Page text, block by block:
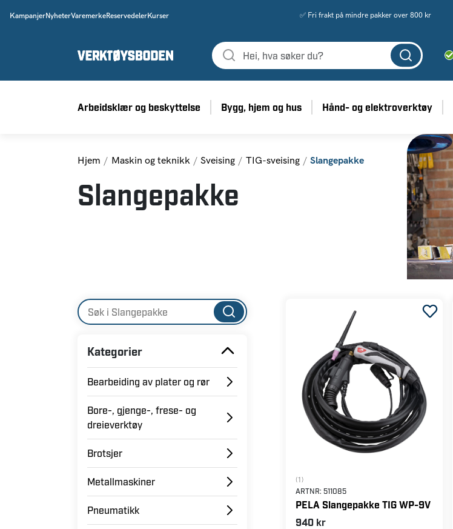
KampanjerNyheterVaremerkeReservedelerKurser ✅ Fri frakt på mindre pakker over 800 kr
Arbeidsklær og beskyttelse Bygg, hjem og hus Hånd- og elektroverktøy
Hjem Maskin og teknikk Sveising TIG-sveising Slangepakke
Slangepakke
Kategorier
Bearbeiding av plater og rør
Bore-, gjenge-, frese- og
dreieverktøy
Brotsjer
Metallmaskiner
Pneumatikk
(1)
ARTNR: 511085
PELA Slangepakke TIG WP-9V
940 kr